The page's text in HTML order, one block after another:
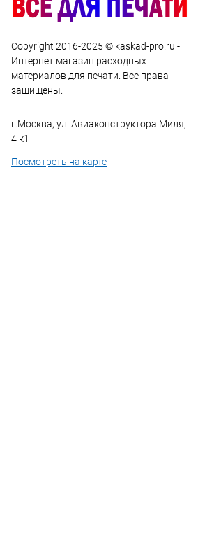
Copyright 2016-2025 © kaskad-pro.ru -
Интернет магазин расходных
материалов для печати. Все права
защищены.
г.Москва, ул. Авиаконструктора Миля,
4 к1
Посмотреть на карте